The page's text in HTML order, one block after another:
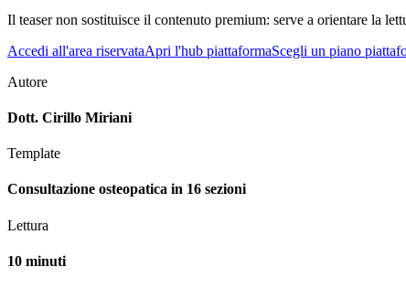
Il teaser non sostituisce il contenuto premium: serve a orientare la
Accedi all'area riservataApri l'hub piattaformaScegli un piano
Autore
Dott. Cirillo Miriani
Template
Consultazione osteopatica in 16 sezioni
Lettura
10 minuti